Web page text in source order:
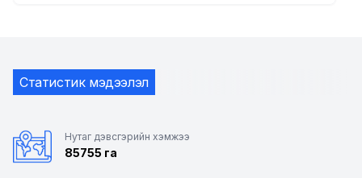
Статистик мэдээлэл
Нутаг дэвсгэрийн хэмжээ
85755 га